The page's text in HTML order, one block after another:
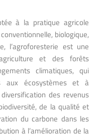
à la pratique agricole
biologique,
l’agroforesterie est une
et des forêts
climatiques, qui
aux écosystèmes et à
des revenus
de la qualité et
du carbone dans les
à l’amélioration de la